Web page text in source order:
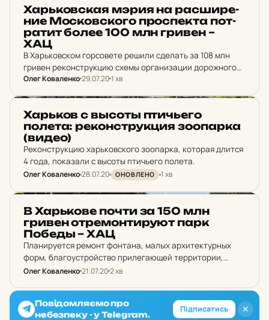
НОВИНИ ХАРКОВА
Харь­ков­ская мэрия на рас­ши­ре­
ние Мос­ков­ско­го прос­пек­та пот­
ра­тит более 100 млн гривен –
ХАЦ
В Харьковском горсовете решили сделать за 108 млн
гривен реконструкцию схемы организации дорожного
движения на перекрестке Московского проспекта и
Олег Коваленко29.07.201 хв
Харь­ков с высоты птичь­е­го
полета: ре­кон­струк­ция зо­о­пар­ка
(видео)
Реконструкцию харьковского зоопарка, которая длится
4 года, показали с высоты птичьего полета.
Олег Коваленко28.07.20 ОНОВЛЕНО 1 хв
В Харь­ко­ве почти за 150 млн
гривен от­ре­мон­ти­ру­ют парк
Победы – ХАЦ
Планируется ремонт фонтана, малых архитектурных
форм, благоустройство прилегающей территории,
зеленых зон и цветников, устройство Wi-Fi,
ремонт дорожек, площадок и мест отдыха.
Олег Коваленко21.07.202 хв
✕
Повідомляємо про
небезпеку - у Telegram.
Підписатись